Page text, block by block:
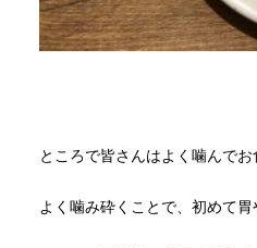
ところで皆さんはよく噛んでお
よく噛み砕くことで、初めて胃